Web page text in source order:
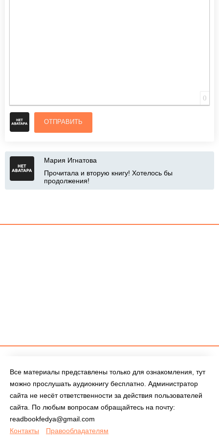
0
ОТПРАВИТЬ
Мария Игнатова
Прочитала и вторую книгу! Хотелось бы
продолжения!
Все материалы представлены только для ознакомления, тут
можно прослушать аудиокнигу бесплатно. Администратор
сайта не несёт ответственности за действия пользователей
сайта. По любым вопросам обращайтесь на почту:
readbookfedya@gmail.com
Контакты
Правообладателям